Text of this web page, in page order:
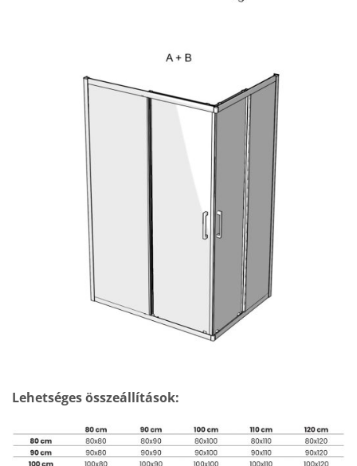
Lehetséges összeállítások: